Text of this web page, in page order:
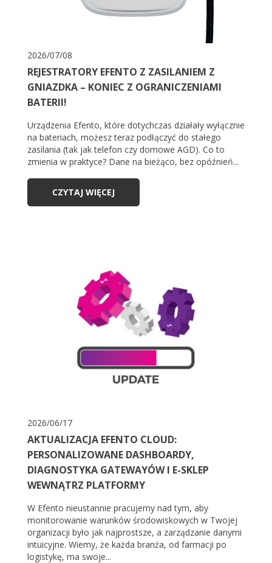
2026/07/08
REJESTRATORY EFENTO Z ZASILANIEM Z
GNIAZDKA – KONIEC Z OGRANICZENIAMI
BATERII!
Urządzenia Efento, które dotychczas działały wyłącznie
na bateriach, możesz teraz podłączyć do stałego
zasilania (tak jak telefon czy domowe AGD). Co to
zmienia w praktyce? Dane na bieżąco, bez opóźnień...
CZYTAJ WIĘCEJ
2026/06/17
AKTUALIZACJA EFENTO CLOUD:
PERSONALIZOWANE DASHBOARDY,
DIAGNOSTYKA GATEWAYÓW I E-SKLEP
WEWNĄTRZ PLATFORMY
W Efento nieustannie pracujemy nad tym, aby
monitorowanie warunków środowiskowych w Twojej
organizacji było jak najprostsze, a zarządzanie danymi
intuicyjne. Wiemy, że każda branża, od farmacji po
logistykę, ma swoje...